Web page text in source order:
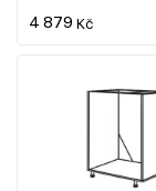
4 879 Kč